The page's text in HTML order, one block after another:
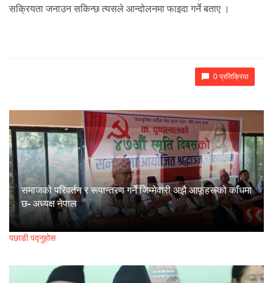
सक्रियता जनाउन सकिन्छ त्यसले आन्दोलनमा फाइदा गर्ने बताए ।
0 प्रतिक्रिया
समाजको परिवर्तन र रूपान्तरण गर्ने जिम्मेवारी अझै आफूहरूको काँधमा
छ- अध्यक्ष नेपाल
पछाडी पद्नुहोस